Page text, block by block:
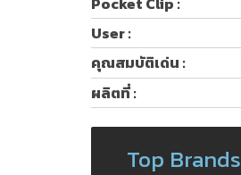
User :
คุณสมบัติเด่น :
ผลิตที่ :
Top Brands